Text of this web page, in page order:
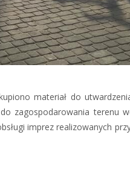
materiał do
zagospodarowania terenu
imprez realizowanych